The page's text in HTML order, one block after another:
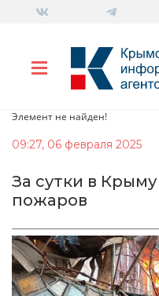
Элемент не найден!
09:27, 06 февраля 2025
За сутки в
пожаров